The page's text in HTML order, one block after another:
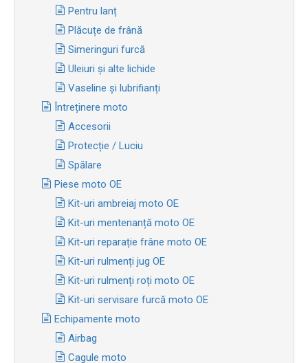
Pentru lanț
Plăcuțe de frână
Simeringuri furcă
Uleiuri și alte lichide
Vaseline și lubrifianți
Întreținere moto
Accesorii
Protecție / Luciu
Spălare
Piese moto OE
Kit-uri ambreiaj moto OE
Kit-uri mentenanță moto OE
Kit-uri reparație frâne moto OE
Kit-uri rulmenți jug OE
Kit-uri rulmenți roți moto OE
Kit-uri servisare furcă moto OE
Echipamente moto
Airbag
Cagule moto